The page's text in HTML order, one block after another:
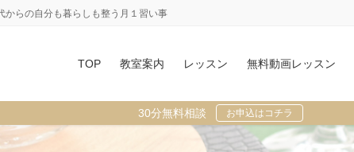
らの自分も暮らしも整う月１習い事
TOP 教室案内 レッスン 無料動画レッスン
30分無料相談 お申込はコチラ